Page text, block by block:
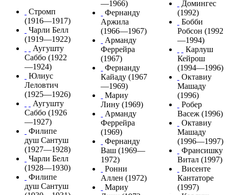
Стромп
(1916—1917)
Чарли Белл
(1919—1922)
Аугушту
Саббо (1922
—1924)
Юлиус
Леловтич
(1925—1926)
Аугушту
Саббо (1926
—1927)
Филипе
душ Сантуш
(1927—1928)
Чарли Белл
(1928—1930)
Филипе
душ Сантуш
—1966)
Фернанду
Аржила
(1966—1967)
Арманду
Феррейра
(1967)
Фернанду
Кайаду (1967
—1969)
Мариу
Лину (1969)
Арманду
Феррейра
(1969)
Фернанду
Ваш (1969—
1972)
Ронни
Аллен (1972)
Мариу
Домингес
(1992)
Бобби
Робсон (1992
—1994)
Карлуш
Кейрош
(1994—1996)
Октавиу
Машаду
(1996)
Робер
Васеж(1996)
Октавиу
Машаду
(1996—1997)
Франсишку
Витал(1997)
Висенте
Кантаторе
(1997)